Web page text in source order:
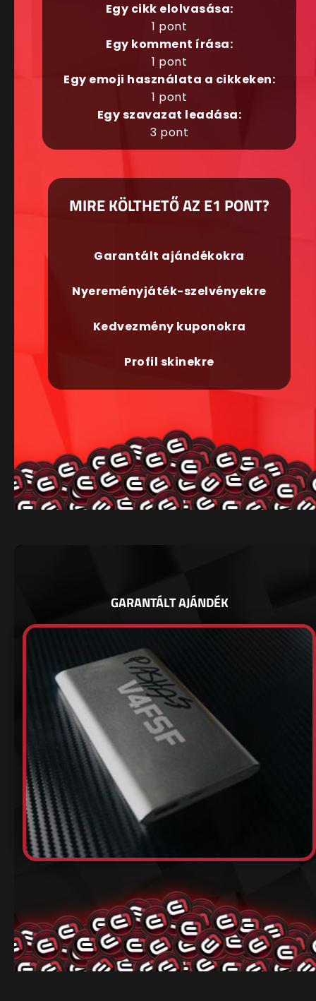
Egy cikk elolvasása:
1 pont
Egy komment írása:
1 pont
Egy emoji használata a cikkeken:
1 pont
Egy szavazat leadása:
3 pont
MIRE KÖLTHETŐ AZ E1 PONT?
Garantált ajándékokra
Nyereményjáték-szelvényekre
Kedvezmény kuponokra
Profil skinekre
GARANTÁLT AJÁNDÉK